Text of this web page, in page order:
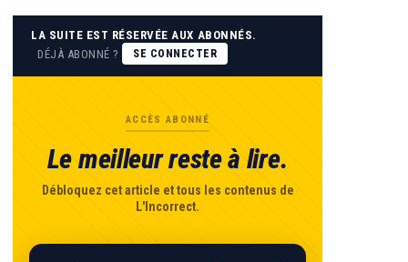
LA SUITE EST RÉSERVÉE AUX ABONNÉS.
DÉJÀ ABONNÉ ?
SE CONNECTER
ACCÈS ABONNÉ
Le meilleur reste à lire.
Débloquez cet article et tous les contenus de
L'Incorrect.